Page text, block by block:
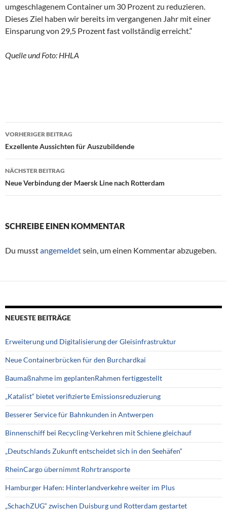
umgeschlagenem Container um 30 Prozent zu reduzieren.
Dieses Ziel haben wir bereits im vergangenen Jahr mit einer
Einsparung von 29,5 Prozent fast vollständig erreicht.“
Quelle und Foto: HHLA
Beitragsnavigation
VORHERIGER BEITRAG
Exzellente Aussichten für Auszubildende
NÄCHSTER BEITRAG
Neue Verbindung der Maersk Line nach Rotterdam
SCHREIBE EINEN KOMMENTAR
Du musstangemeldetsein, um einen Kommentar abzugeben.
NEUESTE BEITRÄGE
Erweiterung und Digitalisierung der Gleisinfrastruktur
Neue Containerbrücken für den Burchardkai
Baumaßnahme im geplantenRahmen fertiggestellt
„Katalist“ bietet verifizierte Emissionsreduzierung
Besserer Service für Bahnkunden in Antwerpen
Binnenschiff bei Recycling-Verkehren mit Schiene gleichauf
„Deutschlands Zukunft entscheidet sich in den Seehäfen“
RheinCargo übernimmt Rohrtransporte
Hamburger Hafen: Hinterlandverkehre weiter im Plus
„SchachZUG“ zwischen Duisburg und Rotterdam gestartet